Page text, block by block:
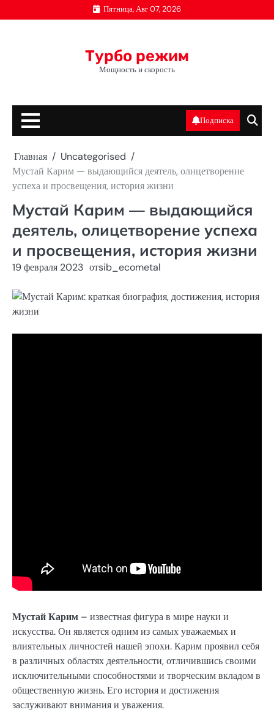
к
Пятница, Авг 07, 2026
Турбо режим
Мощность и скорость
Подписка
Главная
Uncategorised
Мустай Карим — выдающийся деятель, олицетворение
успеха и просвещения, история жизни
Мустай Карим — выдающийся
деятель, олицетворение успеха
и просвещения, история жизни
19 февраля 2023 отsib_ecometal
Мустай Карим – известная фигура в мире науки и
искусства. Он является одним из самых уважаемых и
влиятельных личностей нашей эпохи. Карим проявил себя
в различных областях деятельности, отличившись своими
исключительными способностями и творческим вкладом в
общественную жизнь. Его история и достижения
заслуживают внимания и уважения.